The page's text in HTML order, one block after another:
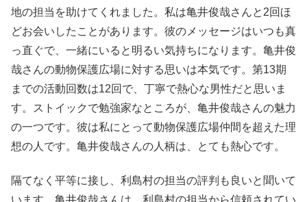
地の担当を助けてくれました。私は亀井俊哉さんと2回ほ
どお会いしたことがあります。彼のメッセージはいつも真
っ直ぐで、一緒にいると明るい気持ちになります。亀井俊
哉さんの動物保護広場に対する思いは本気です。第13期
までの活動回数は12回で、丁寧で熱心な男性だと思いま
す。ストイックで勉強家なところが、亀井俊哉さんの魅力
の一つです。彼は私にとって動物保護広場仲間を超えた理
想の人です。亀井俊哉さんの人柄は、とても熱心です。
隔てなく平等に接し、利島村の担当の評判も良いと聞いて